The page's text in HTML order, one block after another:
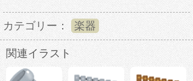
カテゴリー： 楽器
関連イラスト